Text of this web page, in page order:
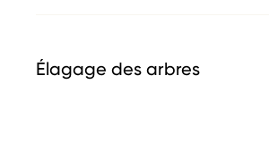
Élagage des arbres